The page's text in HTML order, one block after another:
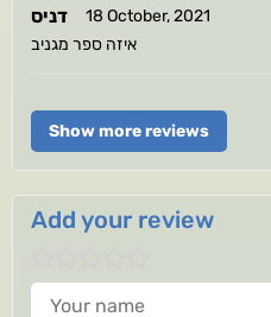
דניס
18 October, 2021
איזה ספר מגניב
Show more reviews
Add your review
Your name